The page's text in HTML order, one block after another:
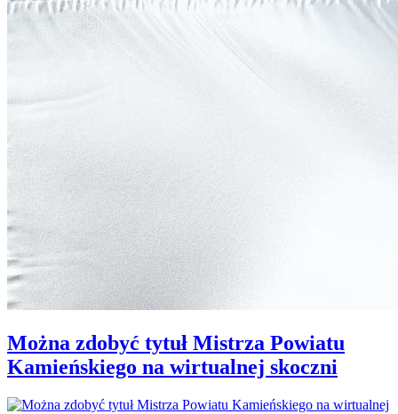
Można zdobyć tytuł Mistrza Powiatu
Kamieńskiego na wirtualnej skoczni